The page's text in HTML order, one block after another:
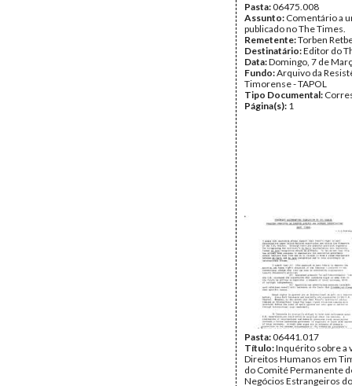
Pasta:06475.008
Assunto: Comentário a
publicado no The Times.
Remetente:Torben
Destinatário:Editor do
Data:Domingo, 7 de
Fundo:Arquivo da
Timorense - TAPOL
Tipo Documental:
Página(s): 1
Pasta:06441.017
Título:Inquérito sobre a
Direitos Humanos em
do Comité Permanente
Negócios Estrangeiros